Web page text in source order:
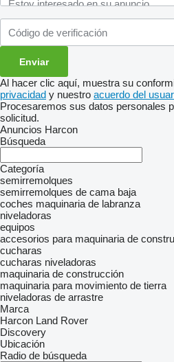
Al hacer clic aquí, muestra su
privacidad y nuestro acuerdo del
Procesaremos sus datos personales
solicitud.
Anuncios Harcon
Búsqueda
Categoría
semirremolques
semirremolques de cama baja
coches maquinaria de labranza
niveladoras
equipos
accesorios para maquinaria de
cucharas
cucharas niveladoras
maquinaria de construcción
maquinaria para movimiento de tierra
niveladoras de arrastre
Marca
Harcon Land Rover
Discovery
Ubicación
Radio de búsqueda